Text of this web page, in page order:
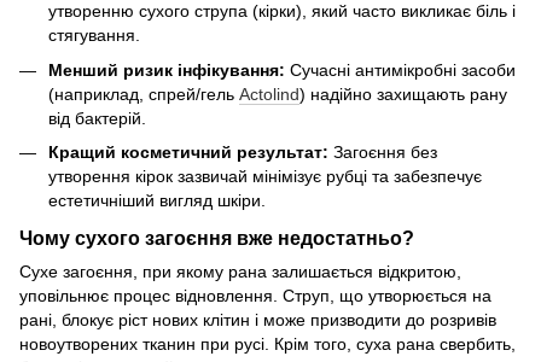
утворенню сухого струпа (кірки), який часто викликає біль і
стягування.
Менший ризик інфікування: Сучасні антимікробні засоби
(наприклад, спрей/гель Actolind) надійно захищають рану
від бактерій.
Кращий косметичний результат: Загоєння без
утворення кірок зазвичай мінімізує рубці та забезпечує
естетичніший вигляд шкіри.
Чому сухого загоєння вже недостатньо?
Сухе загоєння, при якому рана залишається відкритою,
уповільнює процес відновлення. Струп, що утворюється на
рані, блокує ріст нових клітин і може призводити до розривів
новоутворених тканин при русі. Крім того, суха рана свербить,